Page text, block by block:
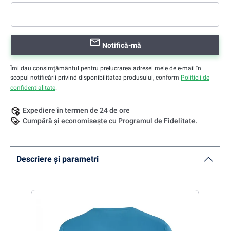
Notifică-mă
Îmi dau consimțământul pentru prelucrarea adresei mele de e-mail în
scopul notificării privind disponibilitatea produsului, conform Politicii de
confidențialitate.
Expediere în termen de 24 de ore
Cumpără și economisește cu Programul de Fidelitate.
Descriere și parametri